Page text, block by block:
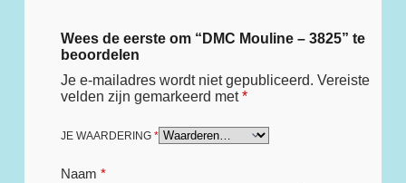
Wees de eerste om “DMC Mouline – 3825” te
beoordelen
Je e-mailadres wordt niet gepubliceerd. Vereiste
velden zijn gemarkeerd met*
JE WAARDERING *
Naam *